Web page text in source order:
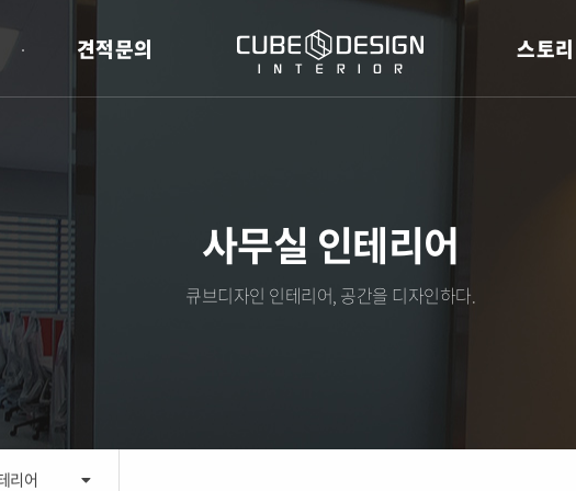
견적문의 스토리
사무실 인테리어
큐브디자인 인테리어, 공간을 디자인하다.
리어